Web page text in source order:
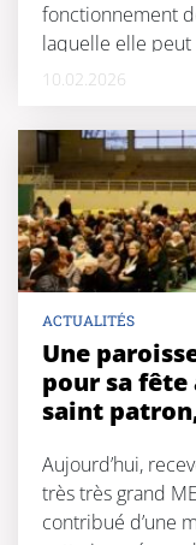
fonctionnement
laquelle elle
‌Merci est un […]
10.02.2026
ACTUALITÉS
Une
pour sa
saint
Aujourd’hui,
très très grand
contribué d’une